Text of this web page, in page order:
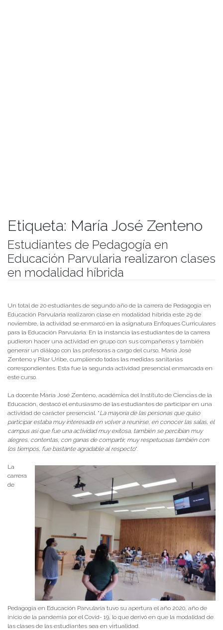
Etiqueta: María José Zenteno
Estudiantes de Pedagogía en
Educación Parvularia realizaron clases
en modalidad híbrida
Un total de 20 estudiantes de segundo año de la carrera de Pedagogía en
Educación Parvularia realizaron clase en modalidad híbrida este 29 de
noviembre, la actividad se enmarcó en la asignatura Enfoques Curriculares
para la Educación Parvularia. En la instancia las estudiantes de la carrera
pudieron hacer una actividad en grupo con sus compañeras y también
generar un diálogo con las profesoras a cargo del curso, María José
Zenteno y Pilar Uribe, cumpliendo todas las medidas sanitarias
correspondientes. Esta fue la segunda actividad presencial enmarcada en
este curso.
La docente María José Zenteno, académica del Instituto de Ciencias de la
Educación, destacó el entusiasmo de las estudiantes de participar en una
actividad de carácter presencial. “La mayoría de las personas que quiso
participar estaba muy interesada en volver a reunirse, en conocer las salas, el
campus así que fue una actividad muy exitosa, también se percibían muy
alegres, contentas, con ganas de compartir, muy respetuosas también con
los tiempos, fue bastante agradable al respecto”.
La
carrera
de
Pedagogía en Educación Parvularia tuvo su apertura el año 2020, año de
inicio de la pandemia por el Covid- 19, lo que derivó en que la modalidad de
las clases de las estudiantes sea en virtualidad.